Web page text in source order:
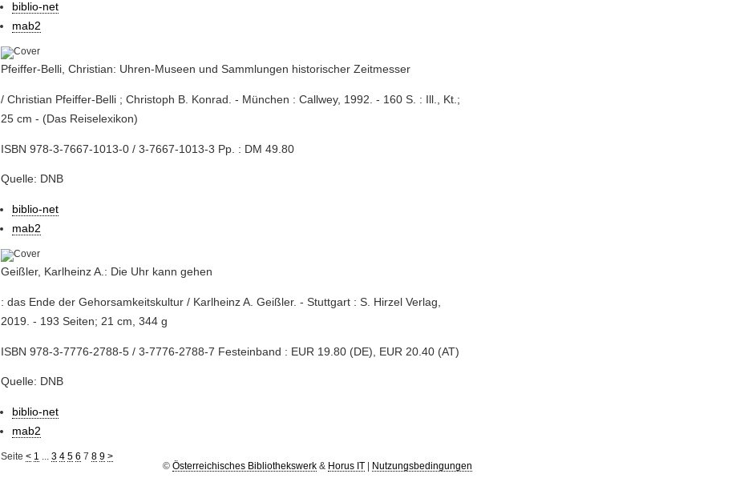
biblio-net
mab2
Pfeiffer-Belli, Christian: Uhren-Museen und Sammlungen historischer Zeitmesser
/ Christian Pfeiffer-Belli ; Christoph B. Konrad. - München : Callwey, 1992. - 160 S. : Ill., Kt.;
25 cm - (Das Reiselexikon)
ISBN 978-3-7667-1013-0 / 3-7667-1013-3 Pp. : DM 49.80
Quelle: DNB
biblio-net
mab2
Geißler, Karlheinz A.: Die Uhr kann gehen
: das Ende der Gehorsamkeitskultur / Karlheinz A. Geißler. - Stuttgart : S. Hirzel Verlag,
2019. - 193 Seiten; 21 cm, 344 g
ISBN 978-3-7776-2788-5 / 3-7776-2788-7 Festeinband : EUR 19.80 (DE), EUR 20.40 (AT)
Quelle: DNB
biblio-net
mab2
Seite< 1 ...3 4 5 6 7 8 9 >
© Österreichisches Bibliothekswerk& Horus IT| Nutzungsbedingungen